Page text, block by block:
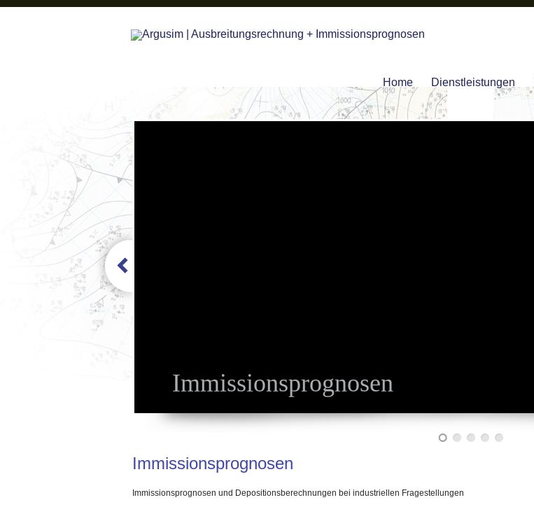
Home Dienstleistungen
Immissionsprognosen
Immissionsprognosen
Immissionsprognosen und Depositionsberechnungen bei industriellen Fragestellungen